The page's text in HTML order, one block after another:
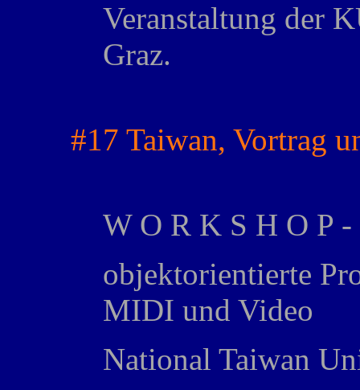
Veranstaltung der
Graz.
#17 Taiwan, Vortrag
W O R K S H O P
objektorientierte
MIDI und Video
National Taiwan